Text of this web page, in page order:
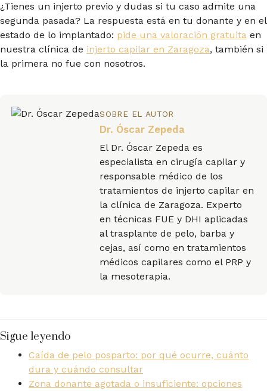
¿Tienes un injerto previo y dudas si tu caso admite una
segunda pasada? La respuesta está en tu donante y en el
estado de lo implantado: pide una valoración gratuita en
nuestra clínica de injerto capilar en Zaragoza, también si
la primera no fue con nosotros.
SOBRE EL AUTOR
Dr. Óscar Zepeda
El Dr. Óscar Zepeda es
especialista en cirugía capilar y
responsable médico de los
tratamientos de injerto capilar en
la clínica de Zaragoza. Experto
en técnicas FUE y DHI aplicadas
al trasplante de pelo, barba y
cejas, así como en tratamientos
médicos capilares como el PRP y
la mesoterapia.
Sigue leyendo
Caída de pelo posparto: por qué ocurre, cuánto
dura y cuándo consultar
Zona donante agotada o insuficiente: opciones